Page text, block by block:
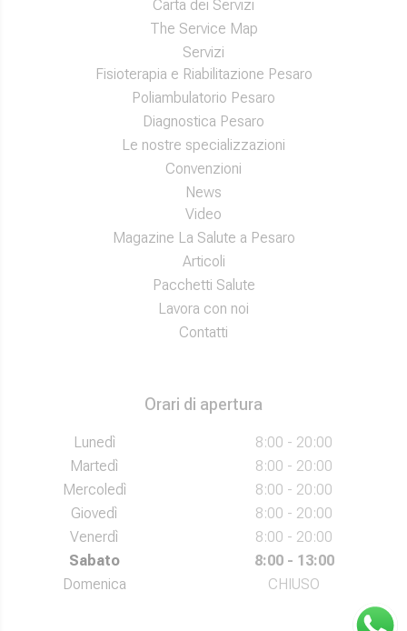
Carta dei Servizi
The Service Map
Servizi
Fisioterapia e Riabilitazione Pesaro
Poliambulatorio Pesaro
Diagnostica Pesaro
Le nostre specializzazioni
Convenzioni
News
Video
Magazine La Salute a Pesaro
Articoli
Pacchetti Salute
Lavora con noi
Contatti
Orari di apertura
Lunedì
8:00 - 20:00
Martedì
8:00 - 20:00
Mercoledì
8:00 - 20:00
Giovedì
8:00 - 20:00
Venerdì
8:00 - 20:00
Sabato
8:00 - 13:00
Domenica
CHIUSO